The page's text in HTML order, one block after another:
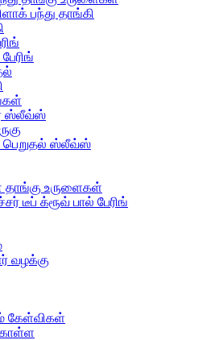
பந்து தாங்கி
ஸ்லீவ்ஸ்
பெறுதல் ஸ்லீவ்ஸ்
தாங்கு உருளைகள்
டீப் க்ரூவ் பால் பேரிங்
வழக்கு
கேள்விகள்